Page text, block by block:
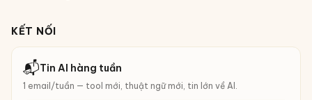
KẾT NỐI
📬Tin AI hàng tuần
1 email/tuần — tool mới, thuật ngữ mới, tin lớn về AI.